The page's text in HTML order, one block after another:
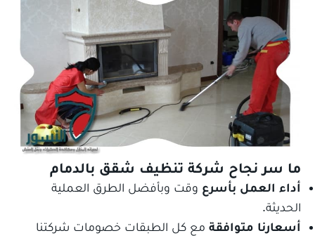
ما سر نجاح شركة تنظيف شقق بالدمام
أداء العمل بأسرع وقت وبأفضل الطرق العملية
الحديثة.
أسعارنا متوافقة مع كل الطبقات خصومات شركتنا